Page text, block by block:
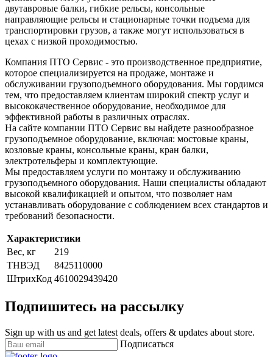
двутавровые балки, гибкие рельсы, консольные
направляющие рельсы и стационарные точки подъема для
транспортировки грузов, а также могут использоваться в
цехах с низкой проходимостью.
Компания ПТО Сервис - это производственное предприятие,
которое специализируется на продаже, монтаже и
обслуживании грузоподъемного оборудования. Мы гордимся
тем, что предоставляем клиентам широкий спектр услуг и
высококачественное оборудование, необходимое для
эффективной работы в различных отраслях.
На сайте компании ПТО Сервис вы найдете разнообразное
грузоподъемное оборудование, включая: мостовые краны,
козловые краны, консольные краны, кран балки,
электротельферы и комплектующие.
Мы предоставляем услуги по монтажу и обслуживанию
грузоподъемного оборудования. Наши специалисты обладают
высокой квалификацией и опытом, что позволяет нам
устанавливать оборудование с соблюдением всех стандартов и
требований безопасности.
Характеристики
Вес, кг
219
ТНВЭД
8425110000
ШтрихКод 4610029439420
Подпишитесь на рассылку
Sign up with us and get latest deals, offers & updates about store.
Подписаться